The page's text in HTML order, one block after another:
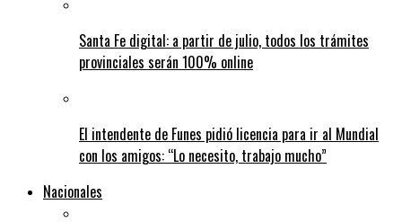
Santa Fe digital: a partir de julio, todos los trámites
provinciales serán 100% online
El intendente de Funes pidió licencia para ir al Mundial
con los amigos: “Lo necesito, trabajo mucho”
Nacionales